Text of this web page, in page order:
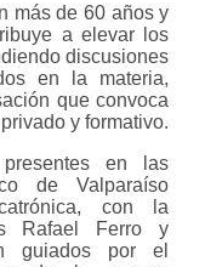
más de 60 años y
a elevar los
discusiones
en la materia,
que convoca
y formativo.
en las
de Valparaíso
con la
Rafael Ferro y
guiados por el